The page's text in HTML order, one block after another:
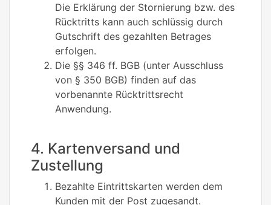
Die Erklärung der Stornierung bzw. des
Rücktritts kann auch schlüssig durch
Gutschrift des gezahlten Betrages
erfolgen.
Die §§ 346 ff. BGB (unter Ausschluss
von § 350 BGB) finden auf das
vorbenannte Rücktrittsrecht
Anwendung.
4. Kartenversand und
Zustellung
Bezahlte Eintrittskarten werden dem
Kunden mit der Post zugesandt.